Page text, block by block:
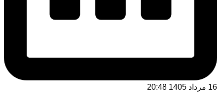
16 مرداد 1405 20:48